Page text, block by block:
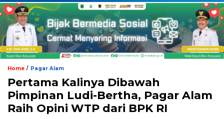
Home / Pagar Alam
Pertama Kalinya Dibawah
Pimpinan Ludi-Bertha, Pagar Alam
Raih Opini WTP dari BPK RI